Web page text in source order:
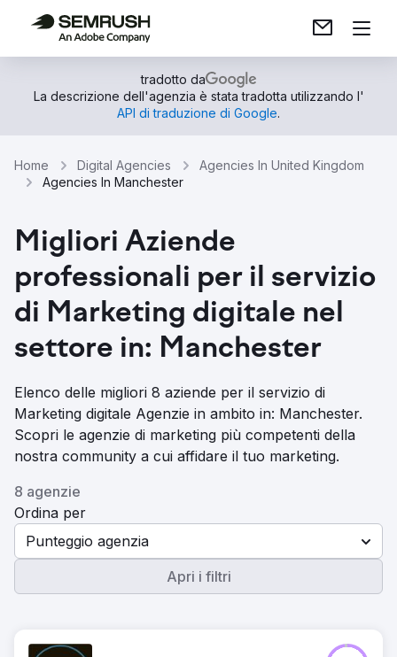
tradotto da
La descrizione dell'agenzia è stata tradotta utilizzando l'
API di traduzione di Google.
Home Digital Agencies
Agencies In United Kingdom
Agencies In Manchester
Migliori Aziende
professionali per il servizio
di Marketing digitale nel
settore in: Manchester
Elenco delle migliori 8 aziende per il servizio di
Marketing digitale Agenzie in ambito in: Manchester.
Scopri le agenzie di marketing più competenti della
nostra community a cui affidare il tuo marketing.
8 agenzie
Ordina per
Punteggio agenzia
Apri i filtri